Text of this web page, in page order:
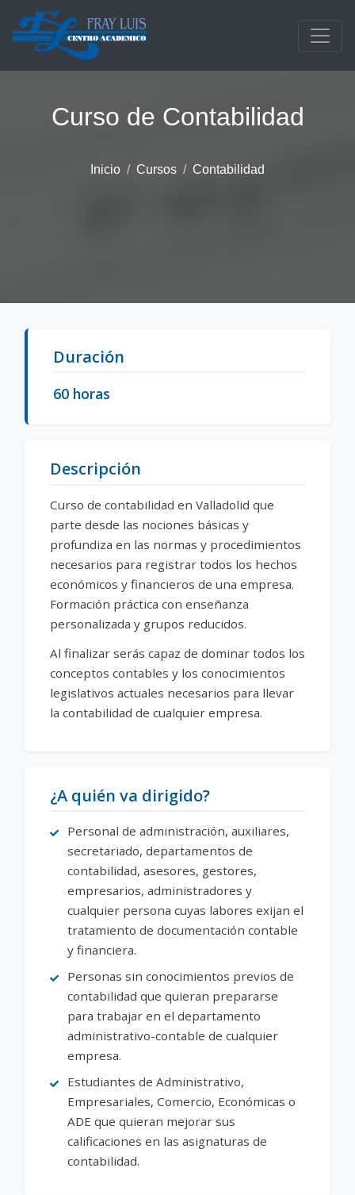
Saltar al contenido principal
Curso de Contabilidad
Inicio Cursos Contabilidad
Duración
60 horas
Descripción
Curso de contabilidad en Valladolid que
parte desde las nociones básicas y
profundiza en las normas y procedimientos
necesarios para registrar todos los hechos
económicos y financieros de una empresa.
Formación práctica con enseñanza
personalizada y grupos reducidos.
Al finalizar serás capaz de dominar todos los
conceptos contables y los conocimientos
legislativos actuales necesarios para llevar
la contabilidad de cualquier empresa.
¿A quién va dirigido?
Personal de administración, auxiliares,
secretariado, departamentos de
contabilidad, asesores, gestores,
empresarios, administradores y
cualquier persona cuyas labores exijan el
tratamiento de documentación contable
y financiera.
Personas sin conocimientos previos de
contabilidad que quieran prepararse
para trabajar en el departamento
administrativo-contable de cualquier
empresa.
Estudiantes de Administrativo,
Empresariales, Comercio, Económicas o
ADE que quieran mejorar sus
calificaciones en las asignaturas de
contabilidad.